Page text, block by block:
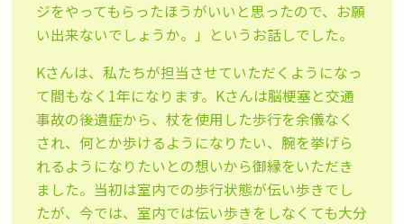
ジをやってもらったほうがいいと思ったので、お願
い出来ないでしょうか。」というお話しでした。
Kさんは、私たちが担当させていただくようになっ
て間もなく1年になります。Kさんは脳梗塞と交通
事故の後遺症から、杖を使用した歩行を余儀なく
され、何とか歩けるようになりたい、腕を挙げら
れるようになりたいとの想いから御縁をいただき
ました。当初は室内での歩行状態が伝い歩きでし
たが、今では、室内では伝い歩きをしなくても大分